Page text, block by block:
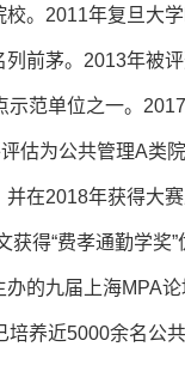
。2011年复旦大
前茅。2013年被
范单位之一。
估为公共管理A类
在2018年获得大
获得“费孝通勤学
的九届上海MPA
培养近5000余名公